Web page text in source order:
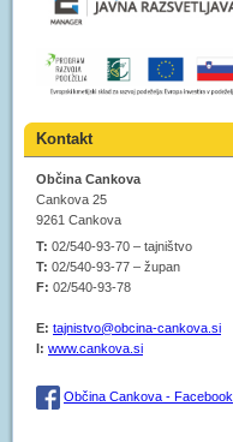
Kontakt
Občina Cankova
Cankova 25
9261 Cankova
T: 02/540-93-70 – tajništvo
T: 02/540-93-77 – župan
F: 02/540-93-78
E: tajnistvo@obcina-cankova.si
I: www.cankova.si
Občina Cankova - Facebook